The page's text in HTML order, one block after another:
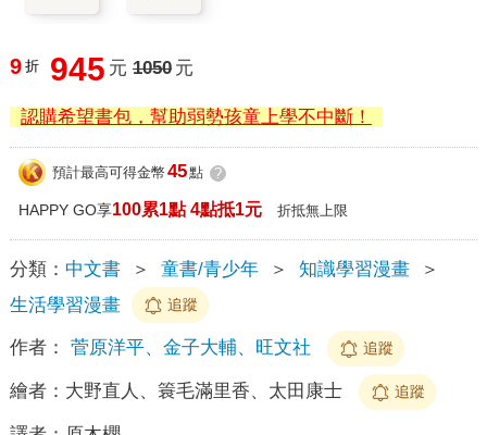
9 折 945 元 1050 元
認購希望書包，幫助弱勢孩童上學不中斷！
預計最高可得金幣 45點 ?
HAPPY GO享100累1點 4點抵1元 折抵無上限
分類： 中文書 ＞ 童書/青少年 ＞ 知識學習漫畫
＞
生活學習漫畫
追蹤
作者： 菅原洋平、金子大輔、旺文社 追蹤
繪者： 大野直人、簑毛滿里香、太田康士 追蹤